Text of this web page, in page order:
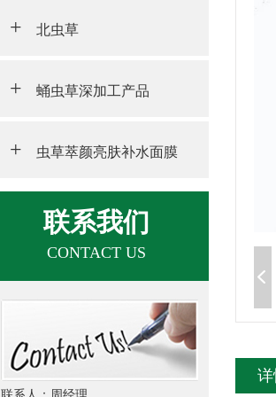
+ 北虫草
+ 蛹虫草深加工产品
+ 虫草萃颜亮肤补水面膜
联系我们
CONTACT US